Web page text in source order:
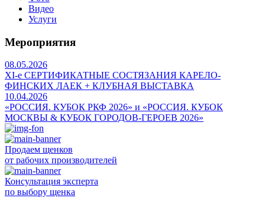
Видео
Услуги
Мероприятия
08.05.2026
ХI-е СЕРТИФИКАТНЫЕ СОСТЯЗАНИЯ КАРЕЛО-
ФИНСКИХ ЛАЕК + КЛУБНАЯ ВЫСТАВКА
10.04.2026
«РОССИЯ. КУБОК РКФ 2026» и «РОССИЯ. КУБОК
МОСКВЫ & КУБОК ГОРОДОВ-ГЕРОЕВ 2026»
Продаем щенков
от рабочих производителей
Консультация эксперта
по выбору щенка